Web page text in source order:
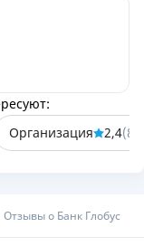
Организация 2,4(85
Отзывы о Банк Глобус